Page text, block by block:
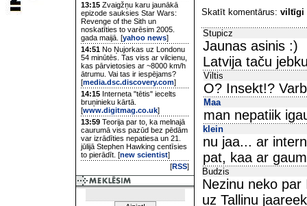
13:15 Zvaigžņu karu jaunākā
epizode sauksies Star Wars:
Revenge of the Sith un
noskatīties to varēsim 2005.
gada maijā. [yahoo news]
14:51 No Ņujorkas uz Londonu
54 minūtēs. Tas viss ar vilcienu,
kas pārvietosies ar ~8000 km/h
ātrumu. Vai tas ir iespējams?
[media.dsc.discovery.com]
14:15 Interneta "tētis" iecelts
bruņinieku kārtā.
[www.digitmag.co.uk]
13:59 Teorija par to, ka melnajā
caurumā viss pazūd bez pēdām
var izrādīties nepatiesa un 21.
jūlijā Stephen Hawking centīsies
to pierādīt. [new scientist]
[RSS]
Skatīt komentārus: viltīgi
Stupicz
Jaunas asinis :)
Latvija taču
Viltis
O? Insekt!?
Maa
man nepatiik
klein
nu jaa... ar
pat, kaa ar
Budzis
Nezinu neko
uz Tallinu